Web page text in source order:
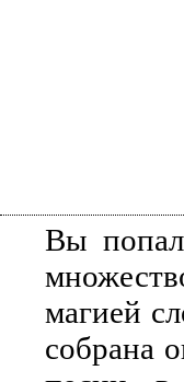
Вы
магией
собрана